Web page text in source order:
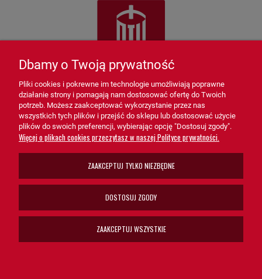
INFORMACJE DLA KLIENTÓW
FILTRY DO
DODATKOWE INFORMACJE
sprzedaz@grupa-ath.pl
(+48) 662 027 377
ul. Targowa 1A/4, 19-300 Ełk
woj. warmińsko-mazurskie
Dbamy o Twoją prywatność
Pliki cookies i pokrewne im technologie umożliwiają poprawne
działanie strony i pomagają nam dostosować ofertę do Twoich
potrzeb. Możesz zaakceptować wykorzystanie przez nas
wszystkich tych plików i przejść do sklepu lub dostosować użycie
plików do swoich preferencji, wybierając opcję "Dostosuj zgody".
Więcej o plikach cookies przeczytasz w naszej Polityce prywatności.
ZAAKCEPTUJ TYLKO NIEZBĘDNE
DOSTOSUJ ZGODY
ZAAKCEPTUJ WSZYSTKIE